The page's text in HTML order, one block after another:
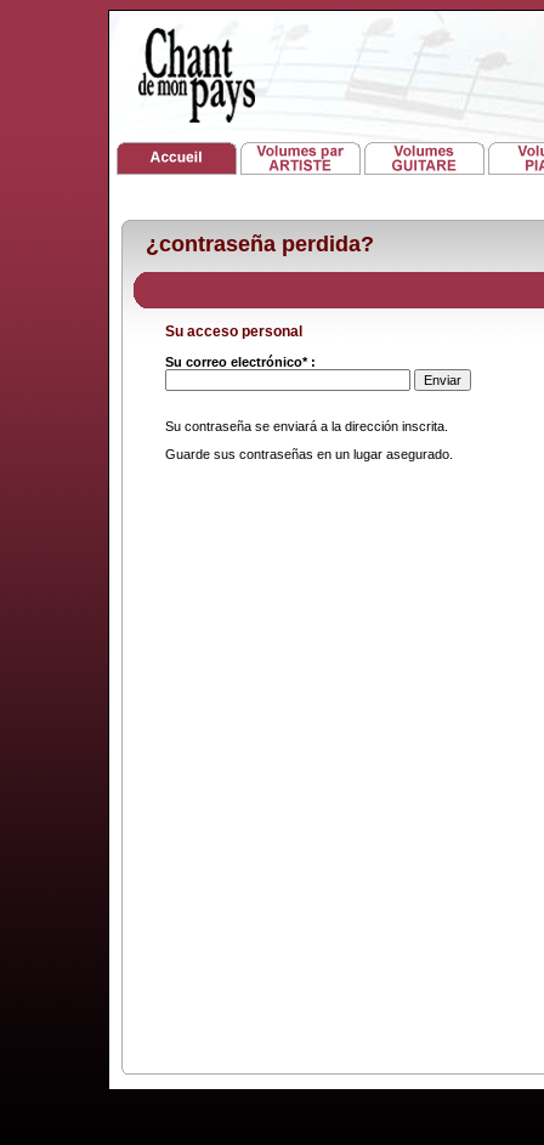
¿contraseña perdida?
Su acceso personal
Su correo electrónico* :
Su contraseña se enviará a la dirección inscrita.
Guarde sus contraseñas en un lugar asegurado.